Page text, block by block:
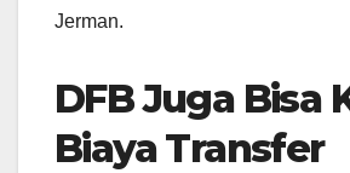
Jerman.
DFB Juga Bisa
Biaya Transfer